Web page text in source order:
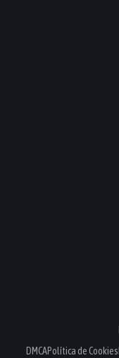
DMCAPolítica de Cookies